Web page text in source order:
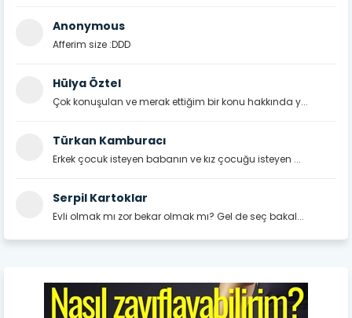
Anonymous
Afferim size :DDD
Hülya Öztel
Çok konuşulan ve merak ettiğim bir konu hakkında y...
Türkan Kamburacı
Erkek çocuk isteyen babanın ve kız çocuğu isteyen ...
Serpil Kartoklar
Evli olmak mı zor bekar olmak mı? Gel de seç bakal...